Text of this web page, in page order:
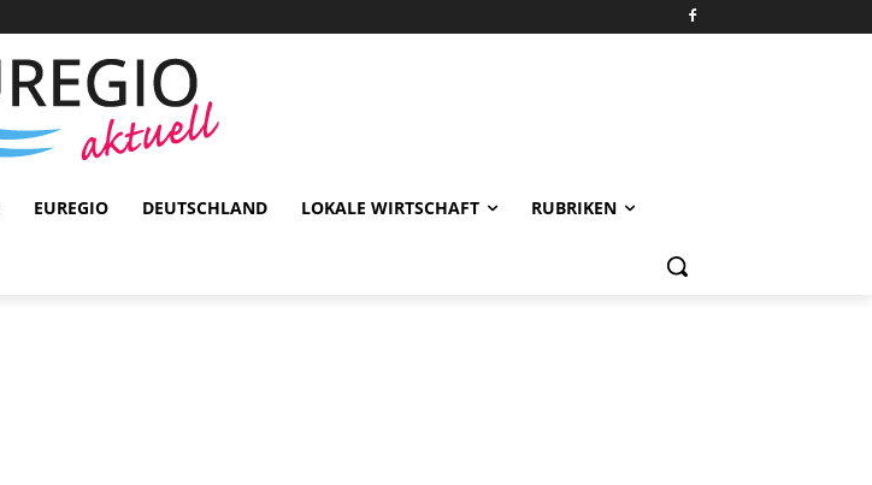
EUREGIO DEUTSCHLAND LOKALE WIRTSCHAFT RUBRIKEN